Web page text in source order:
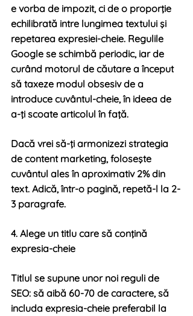
e vorba de impozit, ci de o proporţie
echilibrată intre lungimea textului şi
repetarea expresiei-cheie. Regulile
Google se schimbă periodic, iar de
curând motorul de căutare a început
să taxeze modul obsesiv de a
introduce cuvântul-cheie, în ideea de
a-ţi scoate articolul în faţă.
Dacă vrei să-ţi armonizezi strategia
de content marketing, foloseşte
cuvântul ales în aproximativ 2% din
text. Adică, într-o pagină, repetă-l la 2-
3 paragrafe.
4. Alege un titlu care să conţină
expresia-cheie
Titlul se supune unor noi reguli de
SEO: să aibă 60-70 de caractere, să
includa expresia-cheie preferabil la